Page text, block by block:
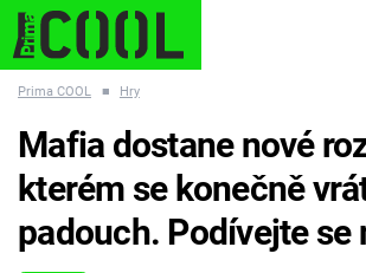
ESCAPE PLNEJ KOTEL AVENGERS 5
Prima COOL ■ Hry
Mafia dostane nové
kterém se konečně
padouch. Podívejte se